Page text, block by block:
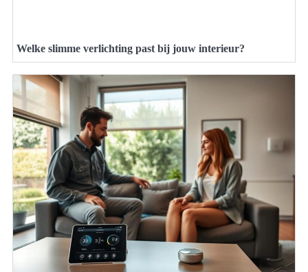
Welke slimme verlichting past bij jouw interieur?